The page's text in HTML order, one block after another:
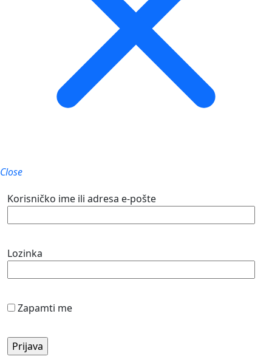
Close
Korisničko ime ili adresa e-pošte
Lozinka
Zapamti me